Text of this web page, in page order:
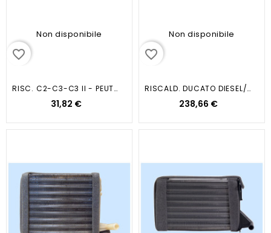
Non disponibile
favorite_border
RISC. C2-C3-C3 II - PEUT 1007
31,82 €
Non disponibile
favorite_border
RISCALD. DUCATO DIESEL/BENZINA
238,66 €